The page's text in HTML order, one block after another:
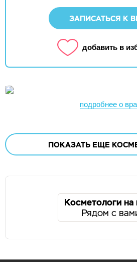
ЗАПИСАТЬСЯ К
добавить в
подробнее о
ПОКАЗАТЬ ЕЩЕ
Косметологи на
Рядом с